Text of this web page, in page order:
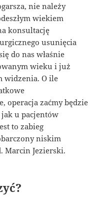
nie należy
wiekiem
konsultację
usunięcia
do nas właśnie
wieku i już
widzenia. O ile
operacja zaćmy będzie
jak u pacjentów
to zabieg
niskim
Marcin Jezierski.